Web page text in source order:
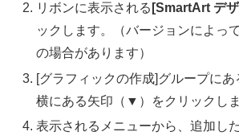
リボンに表示される [SmartArt デ
ックします。（バージョンによっ
の場合があります）
[グラフィックの作成]グループにあ
横にある矢印（▼）をクリックしま
表示されるメニューから、追加し